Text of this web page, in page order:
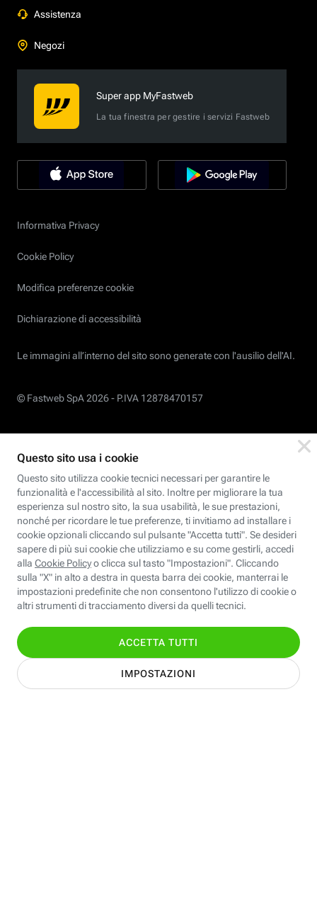
Assistenza
Negozi
Super app MyFastweb
La tua finestra per gestire i servizi Fastweb
Informativa Privacy
Cookie Policy
Modifica preferenze cookie
Dichiarazione di accessibilità
Le immagini all’interno del sito sono generate con l'ausilio dell'AI.
© Fastweb SpA 2026 - P.IVA 12878470157